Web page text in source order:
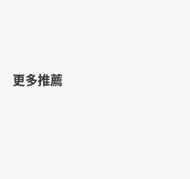
更多推薦